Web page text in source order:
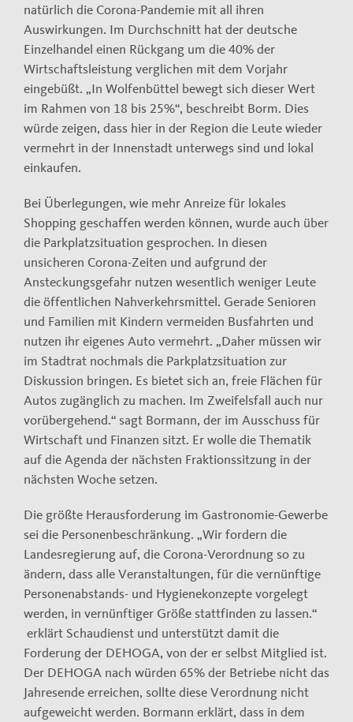
natürlich die Corona-Pandemie mit all ihren
Auswirkungen. Im Durchschnitt hat der deutsche
Einzelhandel einen Rückgang um die 40% der
Wirtschaftsleistung verglichen mit dem Vorjahr
eingebüßt. „In Wolfenbüttel bewegt sich dieser Wert
im Rahmen von 18 bis 25%“, beschreibt Borm. Dies
würde zeigen, dass hier in der Region die Leute wieder
vermehrt in der Innenstadt unterwegs sind und lokal
einkaufen.
Bei Überlegungen, wie mehr Anreize für lokales
Shopping geschaffen werden können, wurde auch über
die Parkplatzsituation gesprochen. In diesen
unsicheren Corona-Zeiten und aufgrund der
Ansteckungsgefahr nutzen wesentlich weniger Leute
die öffentlichen Nahverkehrsmittel. Gerade Senioren
und Familien mit Kindern vermeiden Busfahrten und
nutzen ihr eigenes Auto vermehrt. „Daher müssen wir
im Stadtrat nochmals die Parkplatzsituation zur
Diskussion bringen. Es bietet sich an, freie Flächen für
Autos zugänglich zu machen. Im Zweifelsfall auch nur
vorübergehend.“ sagt Bormann, der im Ausschuss für
Wirtschaft und Finanzen sitzt. Er wolle die Thematik
auf die Agenda der nächsten Fraktionssitzung in der
nächsten Woche setzen.
Die größte Herausforderung im Gastronomie-Gewerbe
sei die Personenbeschränkung. „Wir fordern die
Landesregierung auf, die Corona-Verordnung so zu
ändern, dass alle Veranstaltungen, für die vernünftige
Personenabstands- und Hygienekonzepte vorgelegt
werden, in vernünftiger Größe stattfinden zu lassen.“
erklärt Schaudienst und unterstützt damit die
Forderung der DEHOGA, von der er selbst Mitglied ist.
Der DEHOGA nach würden 65% der Betriebe nicht das
Jahresende erreichen, sollte diese Verordnung nicht
aufgeweicht werden. Bormann erklärt, dass in dem